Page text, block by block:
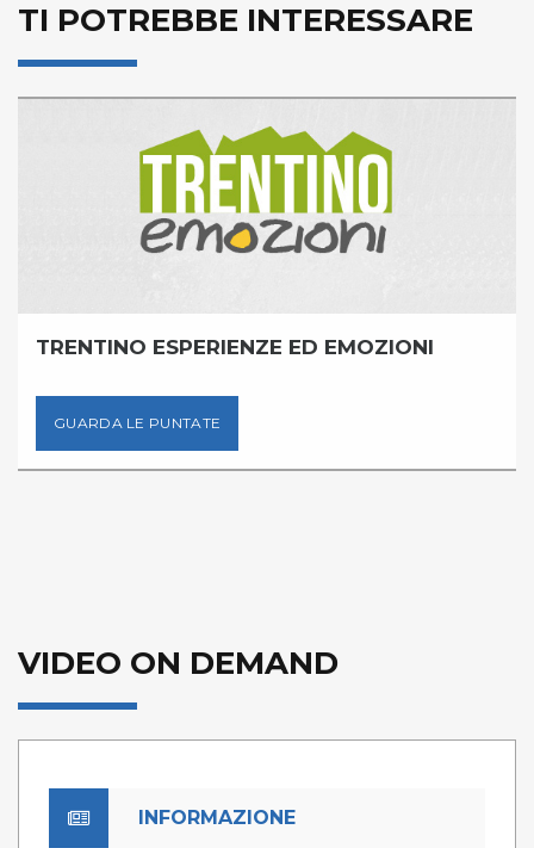
TI POTREBBE INTERESSARE
TRENTINO ESPERIENZE ED EMOZIONI
GUARDA LE PUNTATE
VIDEO ON DEMAND
INFORMAZIONE